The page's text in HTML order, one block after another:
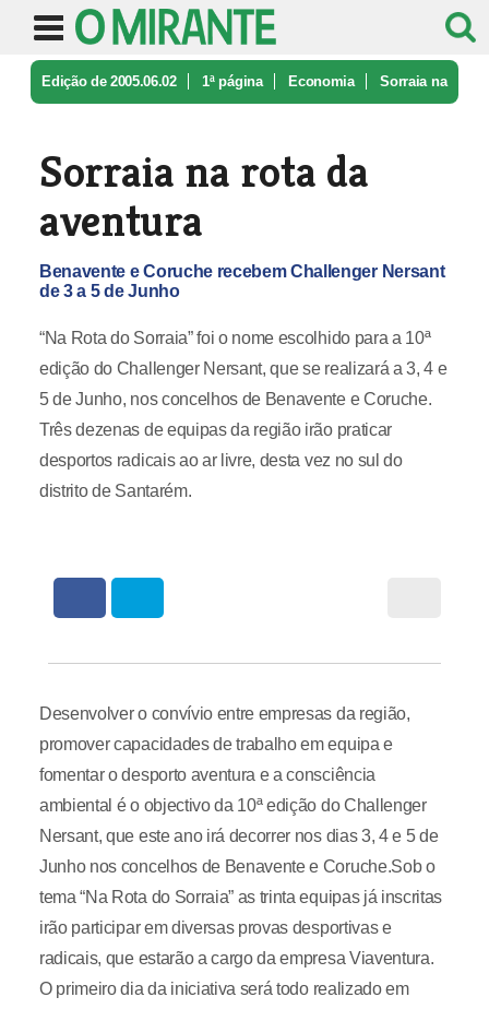
Edição de 2005.06.02 1ª página Economia Sorraia na
Sorraia na rota da
aventura
Benavente e Coruche recebem Challenger Nersant
de 3 a 5 de Junho
“Na Rota do Sorraia” foi o nome escolhido para a 10ª
edição do Challenger Nersant, que se realizará a 3, 4 e
5 de Junho, nos concelhos de Benavente e Coruche.
Três dezenas de equipas da região irão praticar
desportos radicais ao ar livre, desta vez no sul do
distrito de Santarém.
Desenvolver o convívio entre empresas da região,
promover capacidades de trabalho em equipa e
fomentar o desporto aventura e a consciência
ambiental é o objectivo da 10ª edição do Challenger
Nersant, que este ano irá decorrer nos dias 3, 4 e 5 de
Junho nos concelhos de Benavente e Coruche.Sob o
tema “Na Rota do Sorraia” as trinta equipas já inscritas
irão participar em diversas provas desportivas e
radicais, que estarão a cargo da empresa Viaventura.
O primeiro dia da iniciativa será todo realizado em